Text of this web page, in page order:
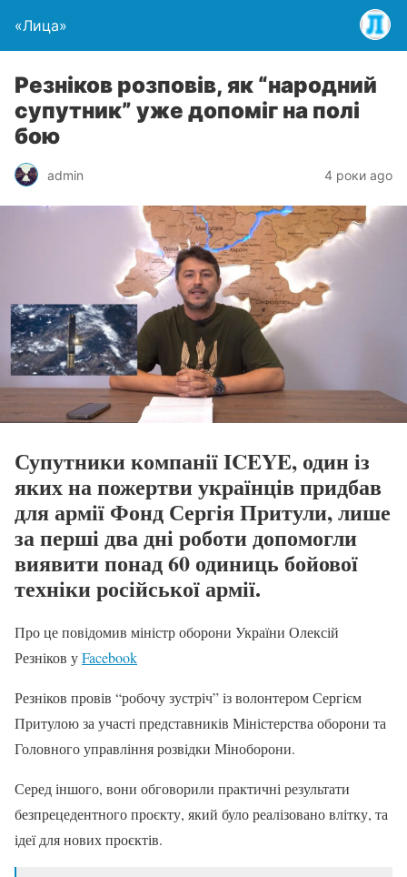
«Лица»
Резніков розповів, як “народний
супутник” уже допоміг на полі
бою
admin 4 роки ago
Супутники компанії ICEYE, один із
яких на пожертви українців придбав
для армії Фонд Сергія Притули, лише
за перші два дні роботи допомогли
виявити понад 60 одиниць бойової
техніки російської армії.
Про це повідомив міністр оборони України Олексій
Резніков уFacebook
Резніков провів “робочу зустріч” із волонтером Сергієм
Притулою за участі представників Міністерства оборони та
Головного управління розвідки Міноборони.
Серед іншого, вони обговорили практичні результати
безпрецедентного проєкту, який було реалізовано влітку, та
ідеї для нових проєктів.